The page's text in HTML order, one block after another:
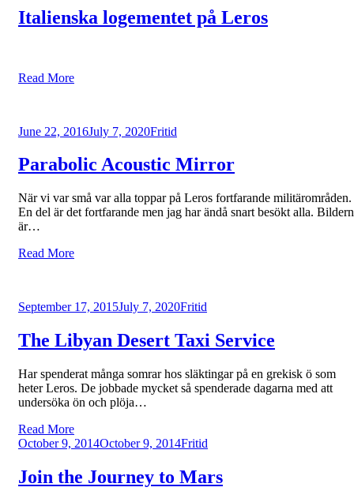
Italienska logementet på Leros
Read More
Posted
June 22, 2016July 7, 2020Fritid
Parabolic Acoustic Mirror
När vi var små var alla toppar på Leros fortfarande militärområden.
En del är det fortfarande men jag har ändå snart besökt alla.
är…
Read More
Posted
September 17, 2015July 7, 2020Fritid
The Libyan Desert Taxi Service
Har spenderat många somrar hos släktingar på en grekisk ö som
heter Leros. De jobbade mycket så spenderade dagarna med att
undersöka ön och plöja…
Read More
Posted
October 9, 2014October 9, 2014Fritid
Join the Journey to Mars